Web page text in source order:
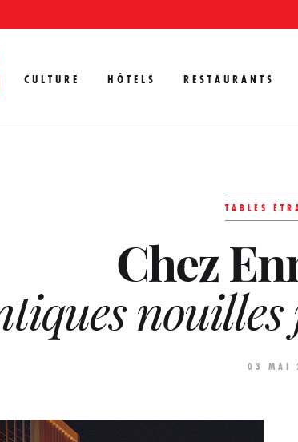
CULTURE HÔTELS RESTAURANTS
TABLES
Chez
nouilles
03 MAI